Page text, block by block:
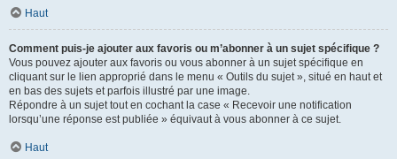
Haut
Comment puis-je ajouter aux favoris ou m’abonner à un sujet spécifique ?
Vous pouvez ajouter aux favoris ou vous abonner à un sujet spécifique en
cliquant sur le lien approprié dans le menu « Outils du sujet », situé en haut et
en bas des sujets et parfois illustré par une image.
Répondre à un sujet tout en cochant la case « Recevoir une notification
lorsqu’une réponse est publiée » équivaut à vous abonner à ce sujet.
Haut